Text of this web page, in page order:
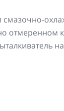
отмеренном